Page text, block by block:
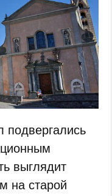
подвергались
выглядит
на старой